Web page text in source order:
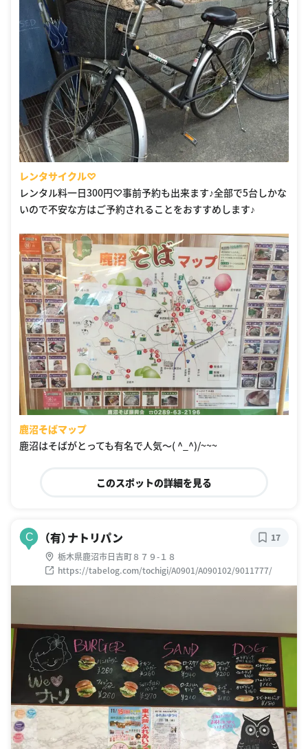
レンタサイクル♡
レンタル料一日300円♡事前予約も出来ます♪全部で5台しかな
いので不安な方はご予約されることをおすすめします♪
鹿沼そばマップ
鹿沼はそばがとっても有名で人気〜( ^_^)/~~~
このスポットの詳細を見る
C （有）ナトリパン
栃木県鹿沼市日吉町８７９-１８
https://tabelog.com/tochigi/A0901/A090102/9011777/
17